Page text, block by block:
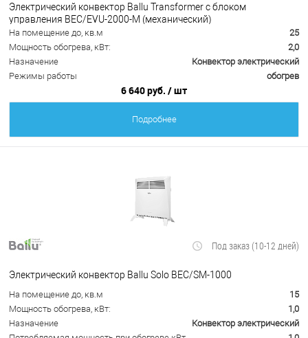
Электрический конвектор Ballu Transformer с блоком
управления BEC/EVU-2000-M (механический)
На помещение до, кв.м
25
Мощность обогрева, кВт:
2,0
Назначение
Конвектор электрический
Режимы работы
обогрев
6 640 руб. / шт
Подробнее
Под заказ (10-12 дней)
Электрический конвектор Ballu Solo BEC/SM-1000
На помещение до, кв.м
15
Мощность обогрева, кВт:
1,0
Назначение
Конвектор электрический